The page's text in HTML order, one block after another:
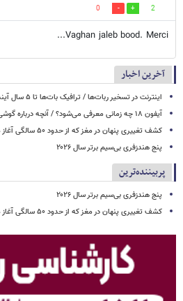
2
0
Vaghan jaleb bood. Merci...
آخرین اخبار
اینترنت در تسخیر ربات‌ها / ترافیک بات‌ها تا ۵ سال آینده هزار برابر انسان‌ها خواهد شد
آیفون ۱۸ چه زمانی معرفی می‌شود؟ / آنچه درباره گوشی جدید اپل می‌دانیم
کشف تغییری پنهان در مغز که از حدود ۵۰ سالگی آغاز می‌شود
پنج هندزفری بی‌سیم برتر سال ۲۰۲۶
پربیننده‌ترین
پنج هندزفری بی‌سیم برتر سال ۲۰۲۶
کشف تغییری پنهان در مغز که از حدود ۵۰ سالگی آغاز می‌شود